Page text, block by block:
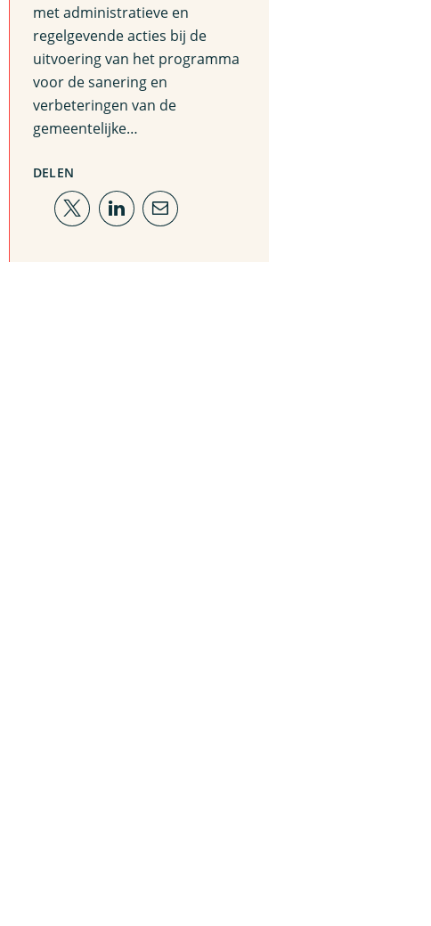
met administratieve en
regelgevende acties bij de
uitvoering van het programma
voor de sanering en
verbeteringen van de
gemeentelijke…
DELEN